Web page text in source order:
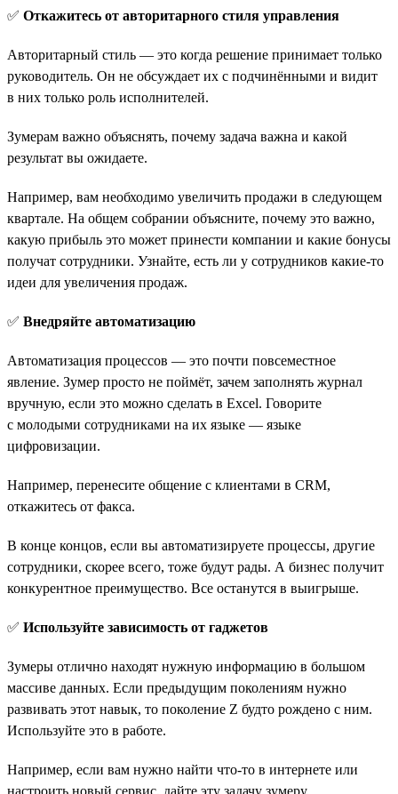
✅ Откажитесь от авторитарного стиля управления
Авторитарный стиль — это когда решение принимает только
руководитель. Он не обсуждает их с подчинёнными и видит
в них только роль исполнителей.
Зумерам важно объяснять, почему задача важна и какой
результат вы ожидаете.
Например, вам необходимо увеличить продажи в следующем
квартале. На общем собрании объясните, почему это важно,
какую прибыль это может принести компании и какие бонусы
получат сотрудники. Узнайте, есть ли у сотрудников какие-то
идеи для увеличения продаж.
✅ Внедряйте автоматизацию
Автоматизация процессов — это почти повсеместное
явление. Зумер просто не поймёт, зачем заполнять журнал
вручную, если это можно сделать в Excel. Говорите
с молодыми сотрудниками на их языке — языке
цифровизации.
Например, перенесите общение с клиентами в CRM,
откажитесь от факса.
В конце концов, если вы автоматизируете процессы, другие
сотрудники, скорее всего, тоже будут рады. А бизнес получит
конкурентное преимущество. Все останутся в выигрыше.
✅ Используйте зависимость от гаджетов
Зумеры отлично находят нужную информацию в большом
массиве данных. Если предыдущим поколениям нужно
развивать этот навык, то поколение Z будто рождено с ним.
Используйте это в работе.
Например, если вам нужно найти что-то в интернете или
настроить новый сервис, дайте эту задачу зумеру.